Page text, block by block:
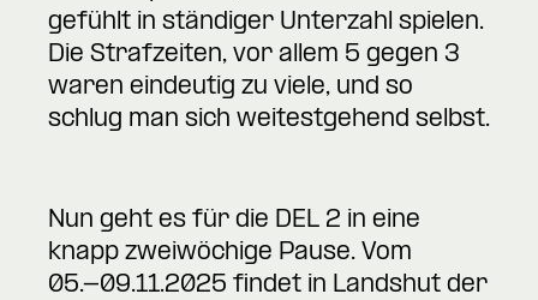
gefühlt in ständiger Unterzahl spielen.
Die Strafzeiten, vor allem 5 gegen 3
waren eindeutig zu viele, und so
schlug man sich weitestgehend selbst.
Nun geht es für die DEL 2 in eine
knapp zweiwöchige Pause. Vom
05.-09.11.2025 findet in Landshut der